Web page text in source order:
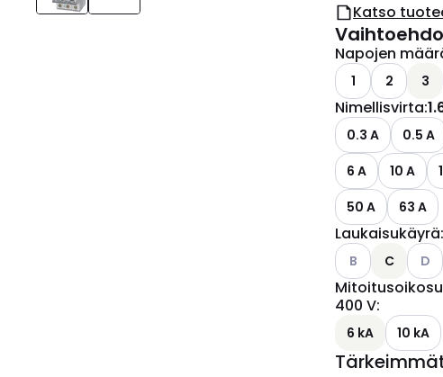
Katso
Napojen
1 2 3
Nimellisvirta:
0.3 A 0.5 A
6 A
10 A
50 A
63 A
Laukaisukäyrä:
Katso
B C D
400 V:
6 kA 10 kA